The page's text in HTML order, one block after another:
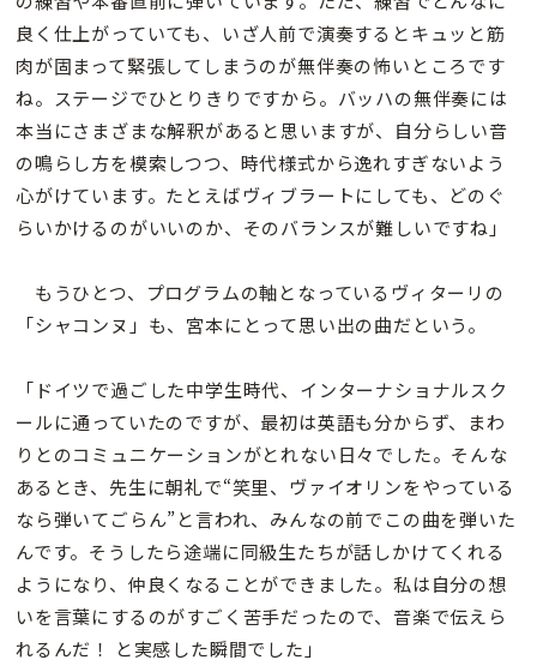
良く仕上がっていても、いざ人前で演奏するとキュッと筋
肉が固まって緊張してしまうのが無伴奏の怖いところです
ね。ステージでひとりきりですから。バッハの無伴奏には
本当にさまざまな解釈があると思いますが、自分らしい音
の鳴らし方を模索しつつ、時代様式から逸れすぎないよう
心がけています。たとえばヴィブラートにしても、どのぐ
らいかけるのがいいのか、そのバランスが難しいですね」
もうひとつ、プログラムの軸となっているヴィターリの
「シャコンヌ」も、宮本にとって思い出の曲だという。
「ドイツで過ごした中学生時代、インターナショナルスク
ールに通っていたのですが、最初は英語も分からず、まわ
りとのコミュニケーションがとれない日々でした。そんな
あるとき、先生に朝礼で“笑里、ヴァイオリンをやっている
なら弾いてごらん”と言われ、みんなの前でこの曲を弾いた
んです。そうしたら途端に同級生たちが話しかけてくれる
ようになり、仲良くなることができました。私は自分の想
いを言葉にするのがすごく苦手だったので、音楽で伝えら
れるんだ！ と実感した瞬間でした」